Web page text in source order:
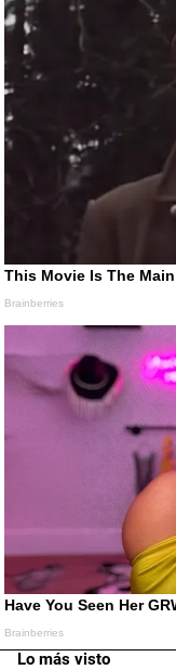
Lo más visto